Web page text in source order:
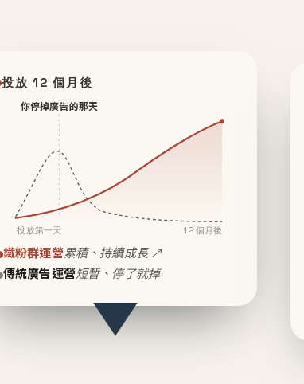
投放 12 個月後
你停掉廣告的那天
投放第一天 12 個月後
鐵粉群運營累積、持續成長 ↗
傳統廣告運營短暫、停了就掉